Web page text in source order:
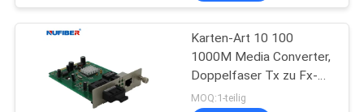
FABRIK-
QUALITÄTSKONTROLLE
Karten-Art 10 100
1000M Media Converter,
Doppelfaser Tx zu Fx-
Konverter
MOQ:1-teilig